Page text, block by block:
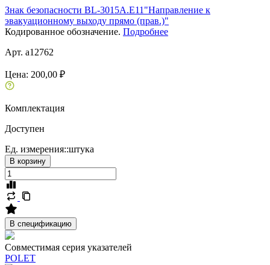
Знак безопасности BL-3015A.E11"Направление к
эвакуационному выходу прямо (прав.)"
Кодированное обозначение. Подробнее
Арт. a12762
Цена: 200,00 ₽
Комплектация
Доступен
Ед. измерения::штука
В корзину
В спецификацию
Совместимая серия указателей
POLET